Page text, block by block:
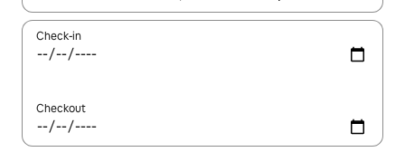
Check-in
Checkout